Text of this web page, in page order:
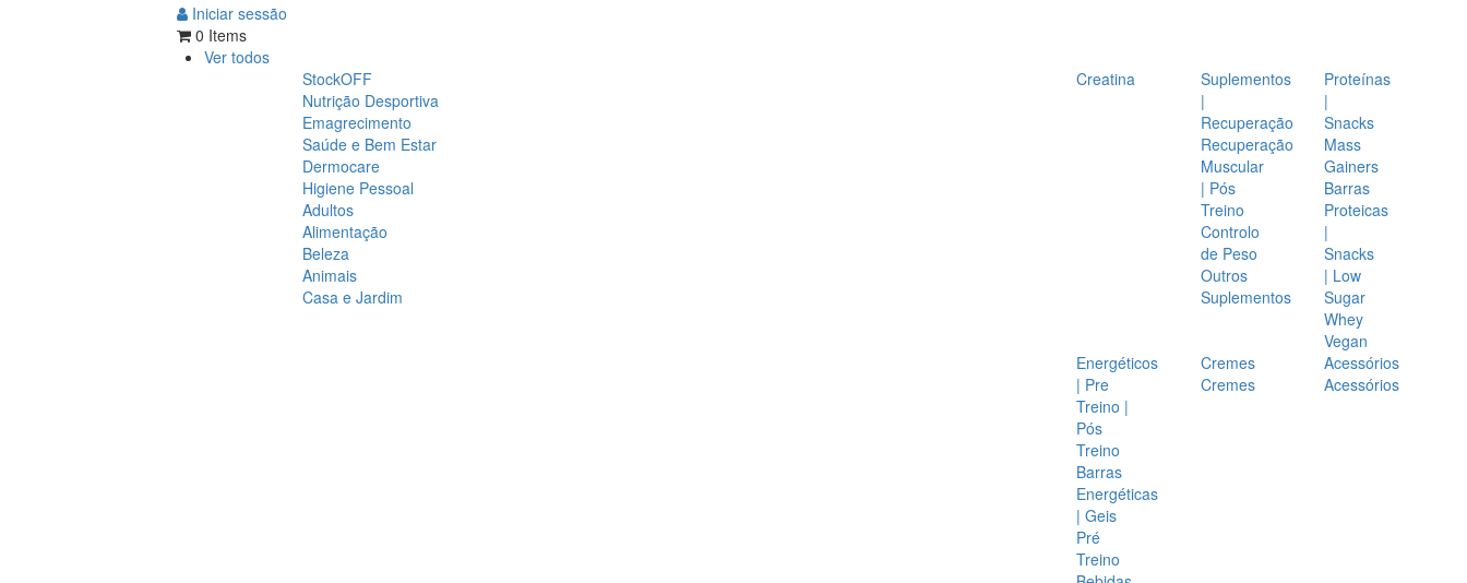
Iniciar sessão
0 Items
Ver todos
StockOFF
Nutrição Desportiva
Emagrecimento
Saúde e Bem Estar
Dermocare
Higiene Pessoal
Adultos
Alimentação
Beleza
Animais
Casa e Jardim
Creatina
Suplementos
|
Recuperação
Recuperação
Muscular
| Pós
Treino
Controlo
de Peso
Outros
Suplementos
Proteínas
|
Snacks
Mass
Gainers
Barras
Proteicas
|
Snacks
| Low
Sugar
Whey
Vegan
Energéticos
| Pre
Treino |
Pós
Treino
Barras
Energéticas
| Geis
Pré
Treino
Cremes
Cremes
Acessórios
Acessórios